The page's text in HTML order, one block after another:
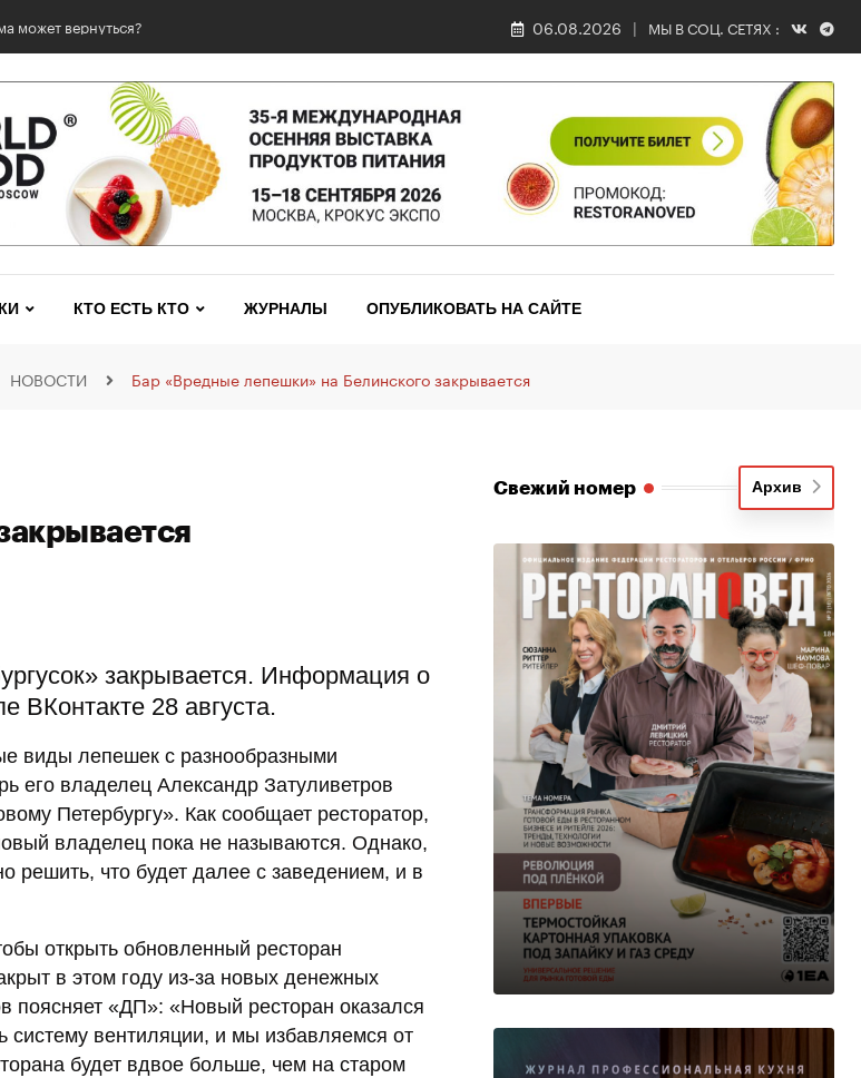
может вернуться? 06.08.2026 МЫ В СОЦ. СЕТЯХ :
КТО ЕСТЬ КТО ЖУРНАЛЫ ОПУБЛИКОВАТЬ НА САЙТЕ
НОВОСТИ Бар «Вредные лепешки» на Белинского закрывается
закрывается. Информация о
ВКонтакте 28 августа.
виды лепешек с разнообразными
его владелец Александр Затуливетров
Петербургу». Как сообщает ресторатор,
владелец пока не называются. Однако,
решить, что будет далее с заведением, и в
открыть обновленный ресторан
в этом году из-за новых денежных
поясняет «ДП»: «Новый ресторан оказался
вентиляции, и мы избавляемся от
будет вдвое больше, чем на старом
Свежий номер Архив